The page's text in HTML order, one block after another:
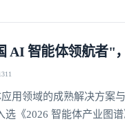
AI 智能体领航者"
用领域的成熟解决方案
《2026 智能体产业图谱